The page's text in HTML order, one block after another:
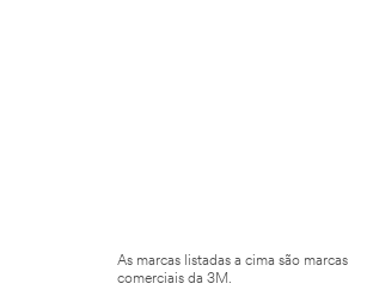
As marcas listadas a cima são marcas
comerciais da 3M.